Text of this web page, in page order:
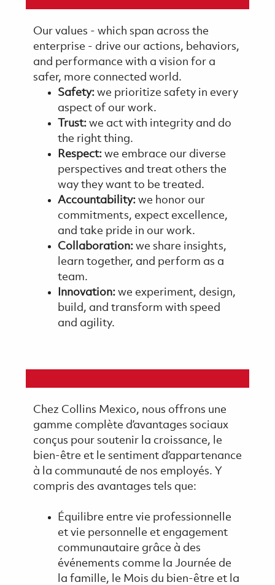
Our values - which span across the
enterprise - drive our actions, behaviors,
and performance with a vision for a
safer, more connected world.
Safety:we prioritize safety in every
aspect of our work.
Trust: we act with integrity and do
the right thing.
Respect:we embrace our diverse
perspectives and treat others the
way they want to be treated.
Accountability:we honor our
commitments, expect excellence,
and take pride in our work.
Collaboration:we share insights,
learn together, and perform as a
team.
Innovation:we experiment, design,
build, and transform with speed
and agility.
Chez Collins Mexico, nous offrons une
gamme complète d’avantages sociaux
conçus pour soutenir la croissance, le
bien-être et le sentiment d’appartenance
à la communauté de nos employés. Y
compris des avantages tels que:
Équilibre entre vie professionnelle
et vie personnelle et engagement
communautaire grâce à des
événements comme la Journée de
la famille, le Mois du bien-être et la